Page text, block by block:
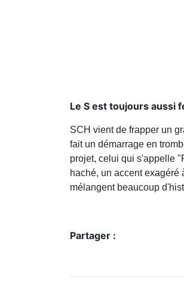
Le S est toujours aussi
SCH vient de frapper un
fait un démarrage en
projet, celui qui s'appelle
haché, un accent
mélangent beaucoup
Partager :